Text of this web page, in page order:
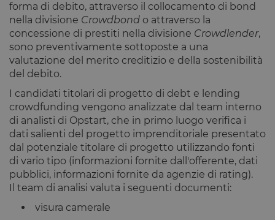
forma di debito, attraverso il collocamento di bond
nella divisione Crowdbond o attraverso la
concessione di prestiti nella divisione Crowdlender,
sono preventivamente sottoposte a una
valutazione del merito creditizio e della sostenibilità
del debito.
I candidati titolari di progetto di debt e lending
crowdfunding vengono analizzate dal team interno
di analisti di Opstart, che in primo luogo verifica i
dati salienti del progetto imprenditoriale presentato
dal potenziale titolare di progetto utilizzando fonti
di vario tipo (informazioni fornite dall'offerente, dati
pubblici, informazioni fornite da agenzie di rating).
Il team di analisi valuta i seguenti documenti:
visura camerale